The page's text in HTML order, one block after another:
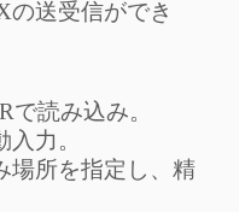
の送受信ができ
読み込み。
力。
場所を指定し、精